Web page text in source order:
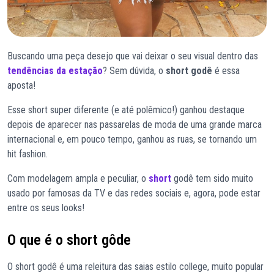
Buscando uma peça desejo que vai deixar o seu visual dentro das
tendências da estação? Sem dúvida, o short godê é essa
aposta!
Esse short super diferente (e até polêmico!) ganhou destaque
depois de aparecer nas passarelas de moda de uma grande marca
internacional e, em pouco tempo, ganhou as ruas, se tornando um
hit fashion.
Com modelagem ampla e peculiar, o short godê tem sido muito
usado por famosas da TV e das redes sociais e, agora, pode estar
entre os seus looks!
O que é o short gôde
O short godê é uma releitura das saias estilo college, muito popular